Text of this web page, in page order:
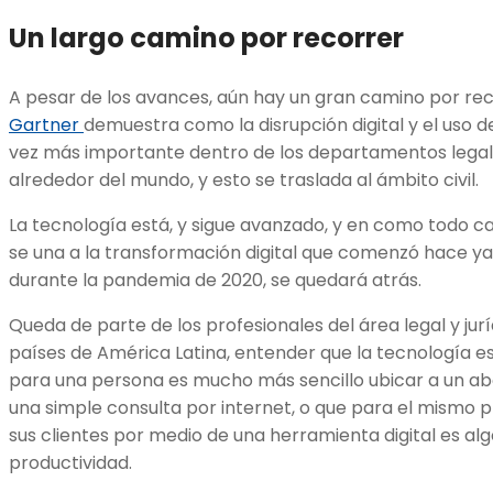
Un largo camino por recorrer
A pesar de los avances, aún hay un gran camino por
Gartnerdemuestra como la disrupción digital y el uso
vez más importante dentro de los departamentos
alrededor del mundo, y esto se traslada al ámbito civil.
La tecnología está, y sigue avanzado, y en como todo
se una a la transformación digital que comenzó hace
durante la pandemia de 2020, se quedará atrás.
Queda de parte de los profesionales del área legal y
países de América Latina, entender que la tecnología
para una persona es mucho más sencillo ubicar a un
una simple consulta por internet, o que para el mismo
sus clientes por medio de una herramienta digital es
productividad.